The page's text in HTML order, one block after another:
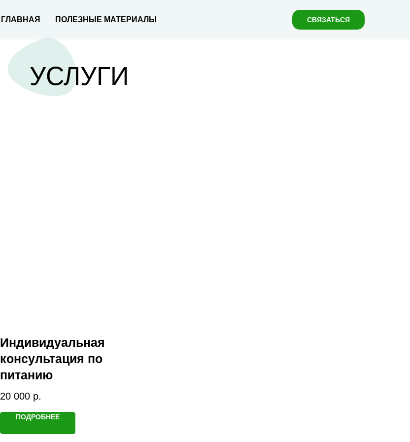
ГЛАВНАЯ ПОЛЕЗНЫЕ МАТЕРИАЛЫ СВЯЗАТЬСЯ
УСЛУГИ
Индивидуальная
консультация по
питанию
20 000 р.
ПОДРОБНЕЕ